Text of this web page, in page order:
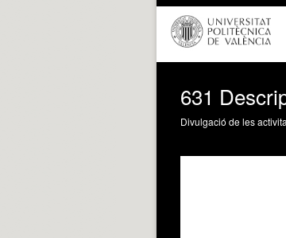
631
Divulgació de les